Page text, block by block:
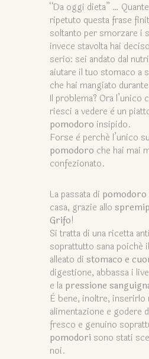
“Da oggi dieta” …
ripetuto questa frase
soltanto per smorzare i
invece stavolta hai
serio: sei andato dal
aiutare il tuo stomaco a
che hai mangiato
Il problema? Ora l’unico
riesci a vedere è un
pomodoro insipido.
Forse è perché l’unico
pomodoro che hai mai
confezionato.
La passata di pomodoro
casa, grazie allo
Grifo!
Si tratta di una ricetta
soprattutto sana poiché il
alleato di stomaco e
digestione, abbassa i
e la pressione
È bene, inoltre, inserirlo
alimentazione e godere
fresco e genuino
pomodori sono stati
noi.